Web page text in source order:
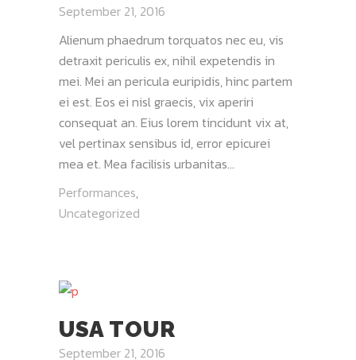
September 21, 2016
Alienum phaedrum torquatos nec eu, vis
detraxit periculis ex, nihil expetendis in
mei. Mei an pericula euripidis, hinc partem
ei est. Eos ei nisl graecis, vix aperiri
consequat an. Eius lorem tincidunt vix at,
vel pertinax sensibus id, error epicurei
mea et. Mea facilisis urbanitas...
Performances,
Uncategorized
USA TOUR
September 21, 2016